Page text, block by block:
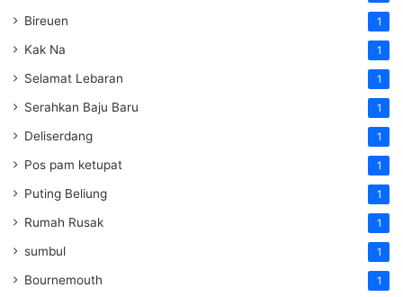
Bireuen 1
Kak Na 1
Selamat Lebaran 1
Serahkan Baju Baru 1
Deliserdang 1
Pos pam ketupat 1
Puting Beliung 1
Rumah Rusak 1
sumbul 1
Bournemouth 1